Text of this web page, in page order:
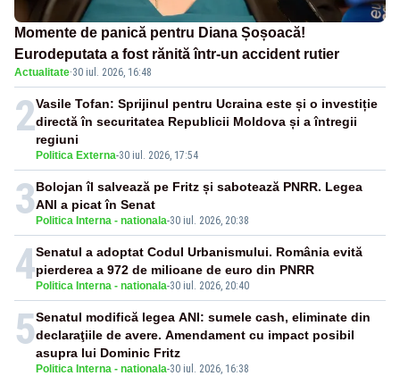
Momente de panică pentru Diana Șoșoacă!
Eurodeputata a fost rănită într-un accident rutier
Actualitate·30 iul. 2026, 16:48
2
Politica Externa-30 iul. 2026, 17:54
Vasile Tofan: Sprijinul pentru Ucraina este și o investiție
directă în securitatea Republicii Moldova și a întregii
regiuni
3 Politica Interna - nationala-30 iul. 2026, 20:38
Bolojan îl salvează pe Fritz și sabotează PNRR. Legea
ANI a picat în Senat
4 Politica Interna - nationala-30 iul. 2026, 20:40
Senatul a adoptat Codul Urbanismului. România evită
pierderea a 972 de milioane de euro din PNRR
5
Politica Interna - nationala-30 iul. 2026, 16:38
Senatul modifică legea ANI: sumele cash, eliminate din
declaraţiile de avere. Amendament cu impact posibil
asupra lui Dominic Fritz